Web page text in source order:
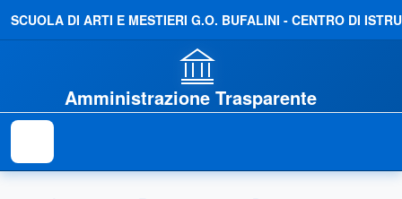
SCUOLA DI ARTI E MESTIERI G.O. BUFALINI - CENTRO DI
Amministrazione Trasparente